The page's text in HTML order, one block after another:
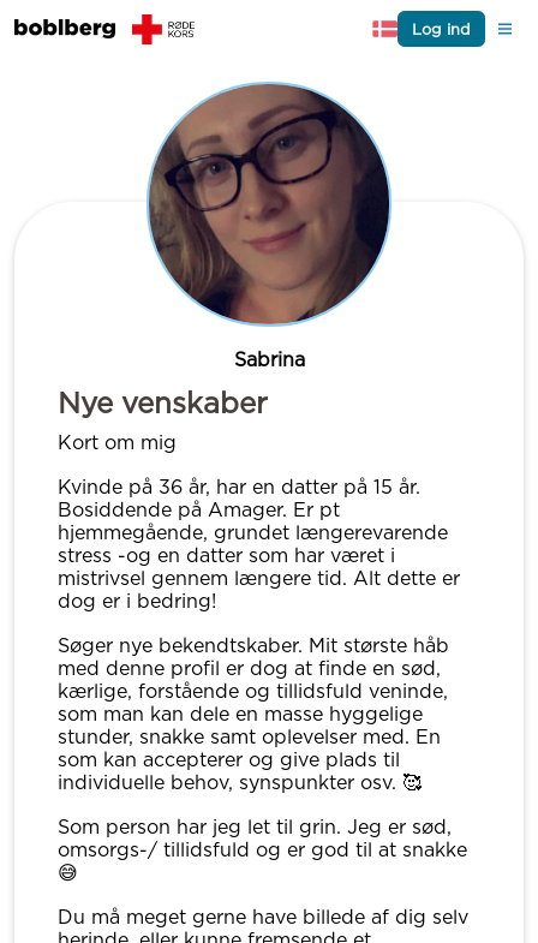
Log ind
Sabrina
Nye venskaber
Kort om mig
Kvinde på 36 år, har en datter på 15 år.
Bosiddende på Amager. Er pt
hjemmegående, grundet længerevarende
stress -og en datter som har været i
mistrivsel gennem længere tid. Alt dette er
dog er i bedring!
Søger nye bekendtskaber. Mit største håb
med denne profil er dog at finde en sød,
kærlige, forstående og tillidsfuld veninde,
som man kan dele en masse hyggelige
stunder, snakke samt oplevelser med. En
som kan accepterer og give plads til
individuelle behov, synspunkter osv. 🥰
Som person har jeg let til grin. Jeg er sød,
omsorgs-/ tillidsfuld og er god til at snakke
😅
Du må meget gerne have billede af dig selv